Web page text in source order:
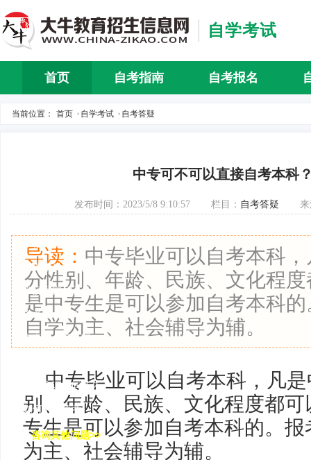
自学考试
首页 自考指南 自考报名
当前位置： 首页 > 自学考试 > 自考答疑
中专可不可以直接自考本科
发布时间：2023/5/8 9:10:57 栏目： 自考答疑
导读： 中专毕业可以自考本科
分性别、年龄、民族、文化程
是中专生是可以参加自考本科
自学为主、社会辅导为辅。
中专毕业可以自考本科，凡
别、年龄、民族、文化程度都
专生是可以参加自考本科的。
为主、社会辅导为辅。
· 学信网能否查询
· 自考本科专业安排
· 学历国家是否承认
· 自考报名流程
· 自考含金量高吗
· 毕业拿证时间多久
· 如何申请免考
咨询其他问题>>